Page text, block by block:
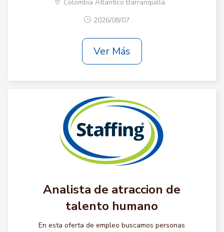
Colombia Atlantico Barranquilla
2026/08/07
Ver Más
Analista de atraccion de
talento humano
En esta oferta de empleo buscamos personas